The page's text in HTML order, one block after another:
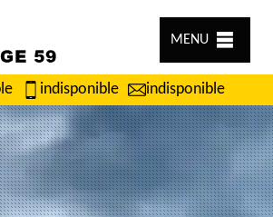
MENU
indisponible indisponible